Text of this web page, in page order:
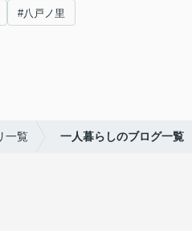
#八戸ノ里
一覧 一人暮らしのブログ一覧